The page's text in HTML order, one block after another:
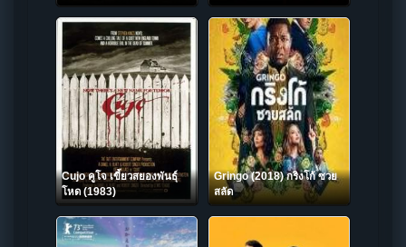
Cujo คูโจ เขี้ยวสยองพันธุ์
โหด (1983)
Gringo (2018) กริงโก้ ซวย
สลัด